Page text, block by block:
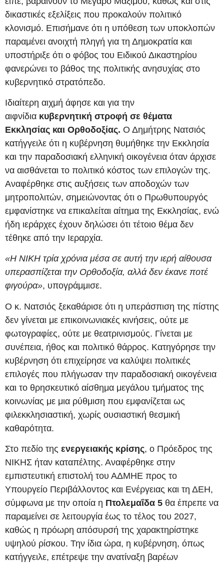
δικαστικές εξελίξεις που προκαλούν πολιτικό
κλονισμό. Επισήμανε ότι η υπόθεση των υποκλοπών
παραμένει ανοιχτή πληγή για τη Δημοκρατία και
υποστήριξε ότι ο φόβος του Ειδικού Δικαστηρίου
φανερώνει το βάθος της πολιτικής ανησυχίας στο
κυβερνητικό στρατόπεδο.
Ιδιαίτερη αιχμή άφησε και για την
αιφνίδια κυβερνητική στροφή σε θέματα
Εκκλησίας και Ορθοδοξίας. Ο Δημήτρης Νατσιός
κατήγγειλε ότι η κυβέρνηση θυμήθηκε την Εκκλησία
και την παραδοσιακή ελληνική οικογένεια όταν άρχισε
να αισθάνεται το πολιτικό κόστος των επιλογών της.
Αναφέρθηκε στις αυξήσεις των αποδοχών των
μητροπολιτών, σημειώνοντας ότι ο Πρωθυπουργός
εμφανίστηκε να επικαλείται αίτημα της Εκκλησίας, ενώ
ήδη ιεράρχες έχουν δηλώσει ότι τέτοιο θέμα δεν
τέθηκε από την Ιεραρχία.
«Η ΝΙΚΗ τρία χρόνια μέσα σε αυτή την ιερή αίθουσα
υπερασπίζεται την Ορθοδοξία, αλλά δεν έκανε ποτέ
φιγούρα», υπογράμμισε.
Ο κ. Νατσιός ξεκαθάρισε ότι η υπεράσπιση της πίστης
δεν γίνεται με επικοινωνιακές κινήσεις, ούτε με
φωτογραφίες, ούτε με θεατρινισμούς. Γίνεται με
συνέπεια, ήθος και πολιτικό θάρρος. Κατηγόρησε την
κυβέρνηση ότι επιχείρησε να καλύψει πολιτικές
επιλογές που πλήγωσαν την παραδοσιακή οικογένεια
και το θρησκευτικό αίσθημα μεγάλου τμήματος της
κοινωνίας με μια ρύθμιση που εμφανίζεται ως
φιλεκκλησιαστική, χωρίς ουσιαστική θεσμική
καθαρότητα.
Στο πεδίο της ενεργειακής κρίσης, ο Πρόεδρος της
ΝΙΚΗΣ ήταν καταπέλτης. Αναφέρθηκε στην
εμπιστευτική επιστολή του ΑΔΜΗΕ προς το
Υπουργείο Περιβάλλοντος και Ενέργειας και τη ΔΕΗ,
σύμφωνα με την οποία η Πτολεμαΐδα 5 θα έπρεπε να
παραμείνει σε λειτουργία έως το τέλος του 2027,
καθώς η πρόωρη απόσυρσή της χαρακτηρίστηκε
υψηλού ρίσκου. Την ίδια ώρα, η κυβέρνηση, όπως
κατήγγειλε, επέτρεψε την ανατίναξη βαρέων